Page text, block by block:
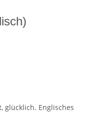
glücklich. Englisches